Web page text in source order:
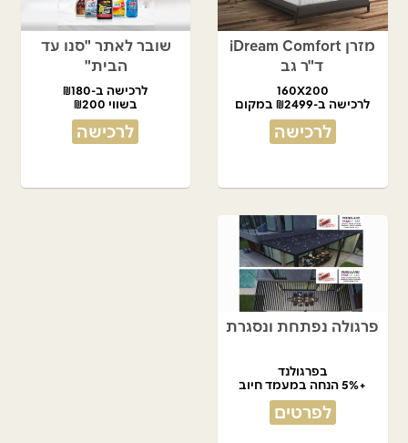
מזרן iDream Comfort
ד"ר גב
160X200
לרכישה ב-₪2499 במקום
₪5,450
לרכישה
שובר לאתר "סנו עד
הבית"
לרכישה ב-₪180
בשווי ₪200
לרכישה
פרגולה נפתחת ונסגרת
בפרגולנד
+5% הנחה במעמד חיוב
לפרטים